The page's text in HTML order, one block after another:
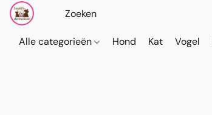
Alle categorieën Hond Kat Vogel